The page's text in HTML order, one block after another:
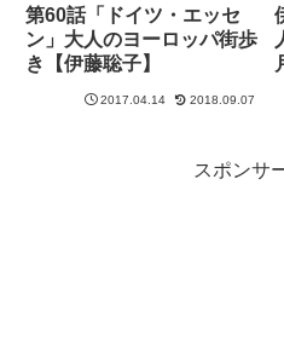
第60話「ドイツ・エッセ
ン」大人のヨーロッパ街歩
き【伊藤聡子】
2017.04.14 2018.09.07
スポンサ